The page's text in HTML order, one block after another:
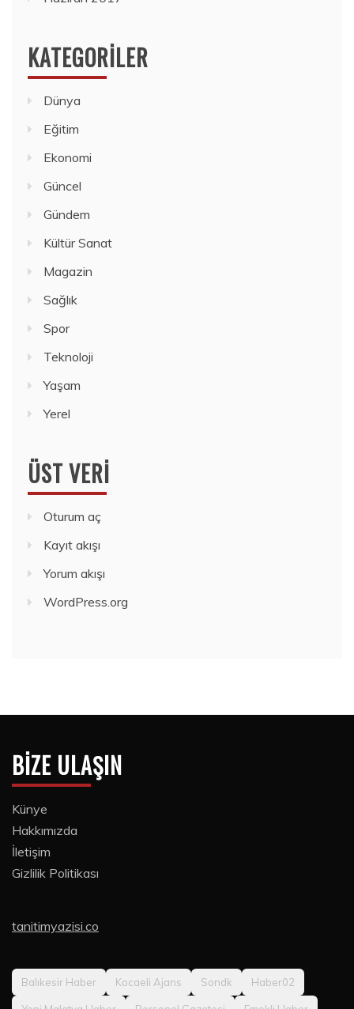
KATEGORILER
Dünya
Eğitim
Ekonomi
Güncel
Gündem
Kültür Sanat
Magazin
Sağlık
Spor
Teknoloji
Yaşam
Yerel
ÜST VERI
Oturum aç
Kayıt akışı
Yorum akışı
WordPress.org
BIZE ULAŞIN
Künye
Hakkımızda
İletişim
Gizlilik Politikası
tanitimyazisi.co
Balıkesir Haber Kocaeli Ajans Sondk Haber02